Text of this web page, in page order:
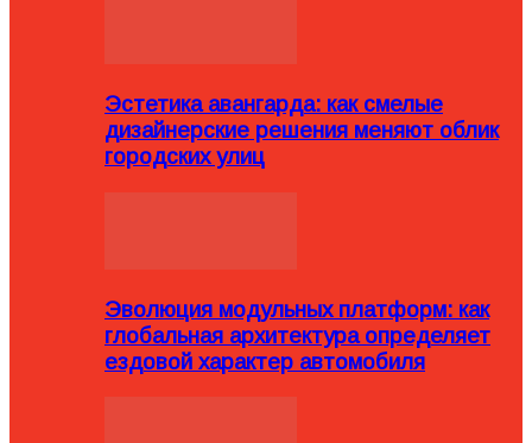
Эстетика авангарда: как смелые
дизайнерские решения меняют облик
городских улиц
Эволюция модульных платформ: как
глобальная архитектура определяет
ездовой характер автомобиля